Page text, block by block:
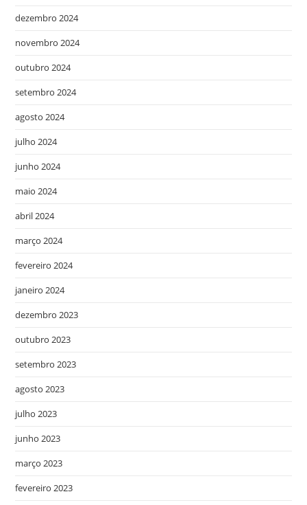
dezembro 2024
novembro 2024
outubro 2024
setembro 2024
agosto 2024
julho 2024
junho 2024
maio 2024
abril 2024
março 2024
fevereiro 2024
janeiro 2024
dezembro 2023
outubro 2023
setembro 2023
agosto 2023
julho 2023
junho 2023
março 2023
fevereiro 2023